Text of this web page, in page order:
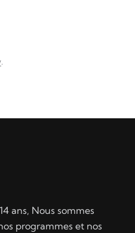
.
ans, Nous sommes
programmes et nos